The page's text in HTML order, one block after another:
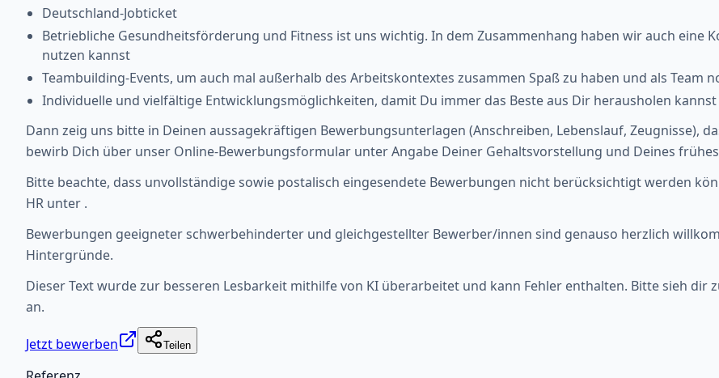
Deutschland-Jobticket
Betriebliche Gesundheitsförderung und Fitness ist uns wichtig. In dem Zusammenhang haben wir auch eine
nutzen kannst
Teambuilding-Events, um auch mal außerhalb des Arbeitskontextes zusammen Spaß zu haben und als Team
Individuelle und vielfältige Entwicklungsmöglichkeiten, damit Du immer das Beste aus Dir herausholen kannst
Dann zeig uns bitte in Deinen aussagekräftigen Bewerbungsunterlagen (Anschreiben, Lebenslauf, Zeugnisse),
bewirb Dich über unser Online-Bewerbungsformular unter Angabe Deiner Gehaltsvorstellung und Deines
Bitte beachte, dass unvollständige sowie postalisch eingesendete Bewerbungen nicht berücksichtigt werden
HR unter .
Bewerbungen geeigneter schwerbehinderter und gleichgestellter Bewerber/innen sind genauso herzlich
Hintergründe.
Dieser Text wurde zur besseren Lesbarkeit mithilfe von KI überarbeitet und kann Fehler enthalten. Bitte sieh dir
an.
Jetzt bewerben Teilen